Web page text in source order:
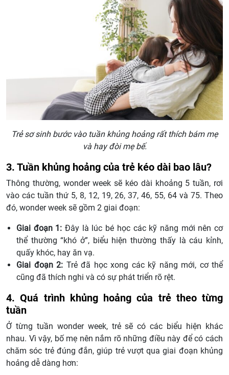
Trẻ sơ sinh bước vào tuần khủng hoảng rất thích bám mẹ
và hay đòi mẹ bế.
3. Tuần khủng hoảng của trẻ kéo dài bao lâu?
Thông thường, wonder week sẽ kéo dài khoảng 5 tuần, rơi
vào các tuần thứ 5, 8, 12, 19, 26, 37, 46, 55, 64 và 75. Theo
đó, wonder week sẽ gồm 2 giai đoạn:
Giai đoạn 1: Đây là lúc bé học các kỹ năng mới nên cơ
thể thường “khó ở”, biểu hiện thường thấy là cáu kỉnh,
quấy khóc, hay ăn vạ.
Giai đoạn 2: Trẻ đã học xong các kỹ năng mới, cơ thể
cũng đã thích nghi và có sự phát triển rõ rệt.
4. Quá trình khủng hoảng của trẻ theo từng
tuần
Ở từng tuần wonder week, trẻ sẽ có các biểu hiện khác
nhau. Vì vậy, bố mẹ nên nắm rõ những điều này để có cách
chăm sóc trẻ đúng đắn, giúp trẻ vượt qua giai đoạn khủng
hoảng dễ dàng hơn: